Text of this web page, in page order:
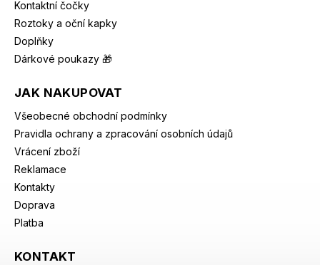
Kontaktní čočky
Roztoky a oční kapky
Doplňky
Dárkové poukazy 🎁
JAK NAKUPOVAT
Všeobecné obchodní podmínky
Pravidla ochrany a zpracování osobních údajů
Vrácení zboží
Reklamace
Kontakty
Doprava
Platba
KONTAKT